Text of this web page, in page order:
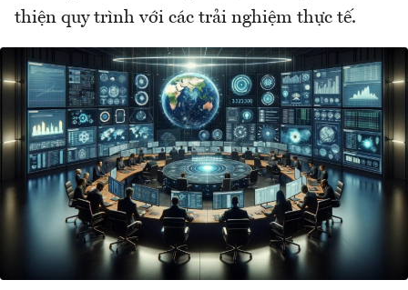
thiện quy trình với các trải nghiệm thực tế.